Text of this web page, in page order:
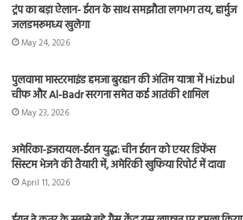
ट्रंप का बड़ा ऐलान- ईरान के साथ समझौता लगभग तय, हार्मुज
जलडमरूमध्य खुलेगा
May 24, 2026
पुलवामा मास्टरमाइंड हमजा बुरहान की अंतिम यात्रा में Hizbul
चीफ और Al-Badr सरगना समेत कई आतंकी शामिल
May 23, 2026
अमेरिका-इजरायल-ईरान युद्ध: चीन ईरान को एयर डिफेंस
सिस्टम भेजने की तैयारी में, अमेरिकी खुफिया रिपोर्ट में दावा
April 11, 2026